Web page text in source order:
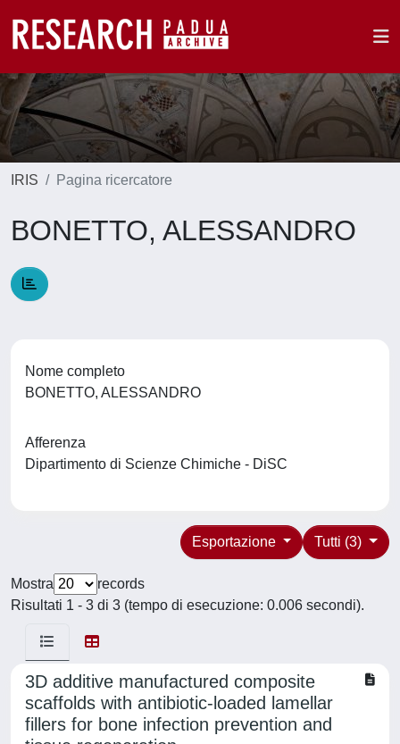
IRIS Pagina ricercatore
BONETTO, ALESSANDRO
Nome completo
BONETTO, ALESSANDRO
Afferenza
Dipartimento di Scienze Chimiche - DiSC
Tutti (3)
Esportazione
Mostra
records
Risultati 1 - 3 di 3 (tempo di esecuzione: 0.006 secondi).
3D additive manufactured composite
scaffolds with antibiotic-loaded lamellar
fillers for bone infection prevention and